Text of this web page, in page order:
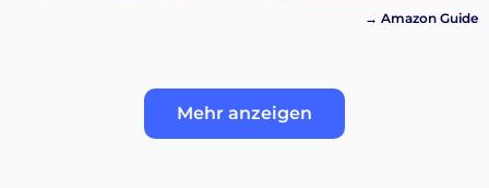
→ Amazon Guide
Mehr anzeigen